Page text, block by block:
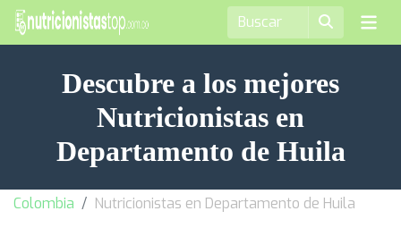
Descubre a los mejores
Nutricionistas en
Departamento de Huila
Colombia Nutricionistas en Departamento de Huila